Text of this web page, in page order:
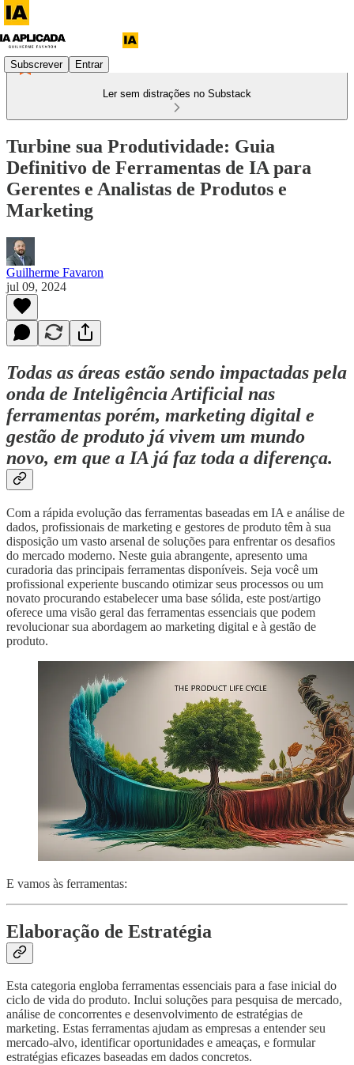
Subscrever Entrar
Ler sem distrações no Substack
Turbine sua Produtividade: Guia
Definitivo de Ferramentas de IA para
Gerentes e Analistas de Produtos e
Marketing
Guilherme Favaron
jul 09, 2024
Todas as áreas estão sendo impactadas pela
onda de Inteligência Artificial nas
ferramentas porém, marketing digital e
gestão de produto já vivem um mundo
novo, em que a IA já faz toda a diferença.
Com a rápida evolução das ferramentas baseadas em IA e análise de
dados, profissionais de marketing e gestores de produto têm à sua
disposição um vasto arsenal de soluções para enfrentar os desafios
do mercado moderno. Neste guia abrangente, apresento uma
curadoria das principais ferramentas disponíveis. Seja você um
profissional experiente buscando otimizar seus processos ou um
novato procurando estabelecer uma base sólida, este post/artigo
oferece uma visão geral das ferramentas essenciais que podem
revolucionar sua abordagem ao marketing digital e à gestão de
produto.
E vamos às ferramentas:
Elaboração de Estratégia
Esta categoria engloba ferramentas essenciais para a fase inicial do
ciclo de vida do produto. Inclui soluções para pesquisa de mercado,
análise de concorrentes e desenvolvimento de estratégias de
marketing. Estas ferramentas ajudam as empresas a entender seu
mercado-alvo, identificar oportunidades e ameaças, e formular
estratégias eficazes baseadas em dados concretos.